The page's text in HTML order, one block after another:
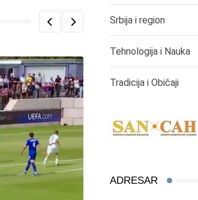
Srbija i region
Tehnologija i Nauka
Tradicija i Običaji
ADRESAR